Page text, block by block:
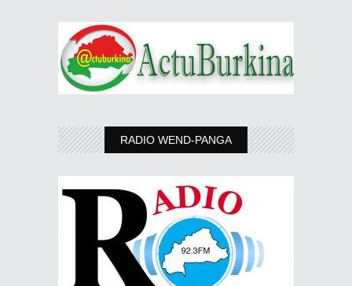
RADIO WEND-PANGA